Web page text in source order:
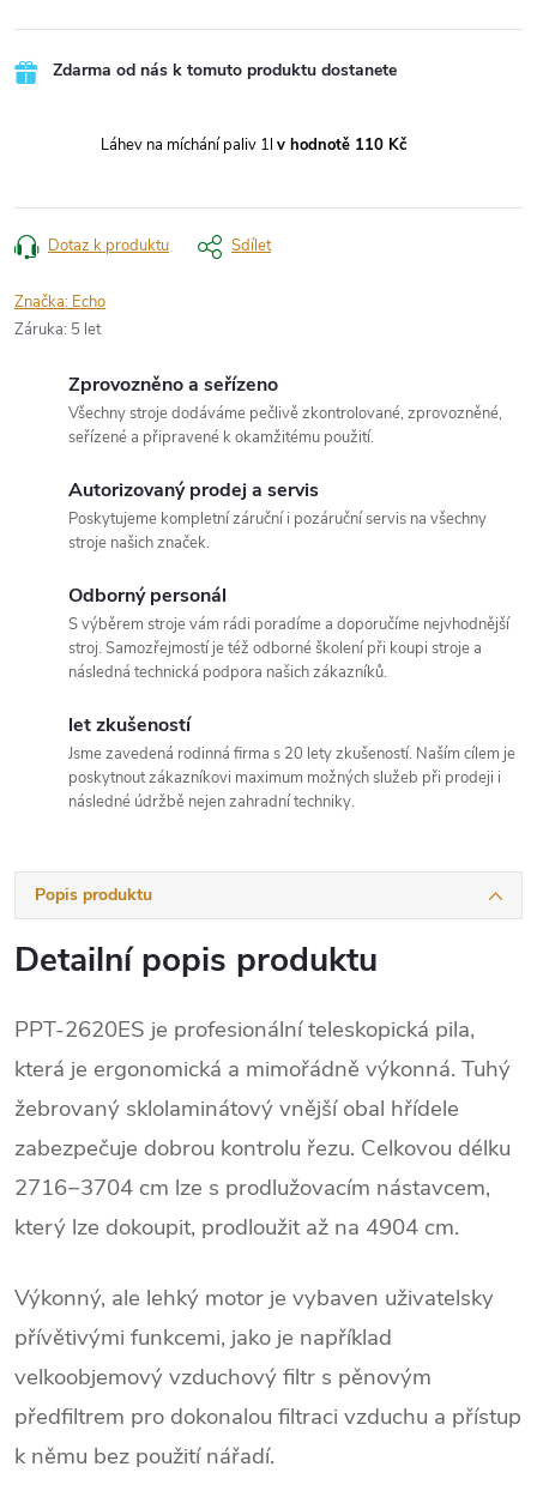
Zdarma od nás k tomuto produktu dostanete
Láhev na míchání paliv 1l v hodnotě 110 Kč
Dotaz k produktu Sdílet
Značka: Echo
Záruka: 5 let
Zprovozněno a seřízeno
Všechny stroje dodáváme pečlivě zkontrolované, zprovozněné,
seřízené a připravené k okamžitému použití.
Autorizovaný prodej a servis
Poskytujeme kompletní záruční i pozáruční servis na všechny
stroje našich značek.
Odborný personál
S výběrem stroje vám rádi poradíme a doporučíme nejvhodnější
stroj. Samozřejmostí je též odborné školení při koupi stroje a
následná technická podpora našich zákazníků.
let zkušeností
Jsme zavedená rodinná firma s 20 lety zkušeností. Naším cílem je
poskytnout zákazníkovi maximum možných služeb při prodeji i
následné údržbě nejen zahradní techniky.
Popis produktu
Detailní popis produktu
PPT-2620ES je profesionální teleskopická pila,
která je ergonomická a mimořádně výkonná. Tuhý
žebrovaný sklolaminátový vnější obal hřídele
zabezpečuje dobrou kontrolu řezu. Celkovou délku
2716−3704 cm lze s prodlužovacím nástavcem,
který lze dokoupit, prodloužit až na 4904 cm.
Výkonný, ale lehký motor je vybaven uživatelsky
přívětivými funkcemi, jako je například
velkoobjemový vzduchový filtr s pěnovým
předfiltrem pro dokonalou filtraci vzduchu a přístup
k němu bez použití nářadí.